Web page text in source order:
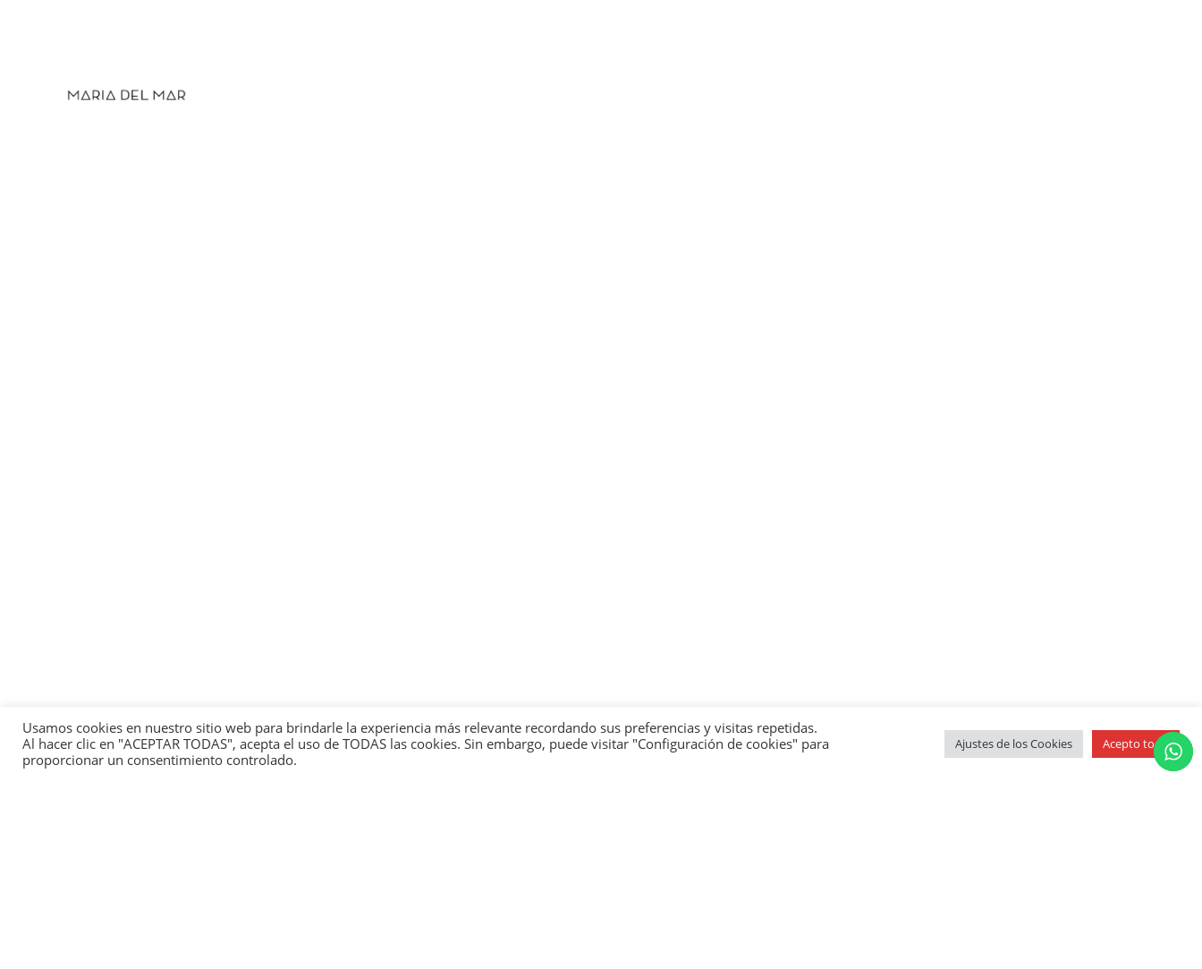
Usamos cookies en nuestro sitio web para brindarle la experiencia más relevante recordando sus preferencias y visitas repetidas.
Al hacer clic en "ACEPTAR TODAS", acepta el uso de TODAS las cookies. Sin embargo, puede visitar "Configuración de cookies" para
proporcionar un consentimiento controlado.
Ajustes de los Cookies Acepto todo